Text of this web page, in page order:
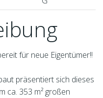
für neue Eigentümer!!
präsentiert sich dieses
ca. 353 m² großen